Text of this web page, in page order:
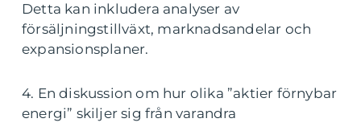
Detta kan inkludera analyser av
försäljningstillväxt, marknadsandelar och
expansionsplaner.
4. En diskussion om hur olika ”aktier förnybar
energi” skiljer sig från varandra